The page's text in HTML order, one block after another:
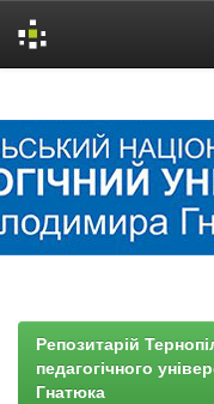
Репозитарій
педагогічного
Гнатюка